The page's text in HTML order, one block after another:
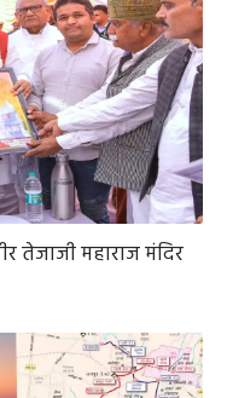
तेजाजी महाराज मंदिर